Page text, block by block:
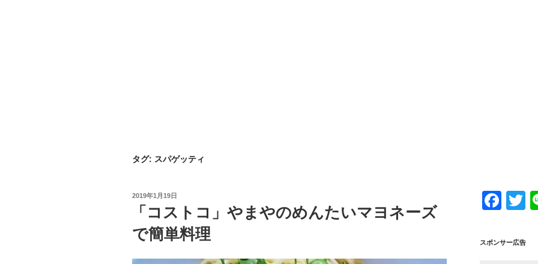
タグ: スパゲッティ
投
日:
2019年1月19日
「コストコ」やまやのめんたいマヨネーズ
で簡単料理
F
c
T
tt
スポンサー広告